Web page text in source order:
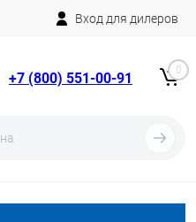
Вход для дилеров
+7 (800) 551-00-91 0